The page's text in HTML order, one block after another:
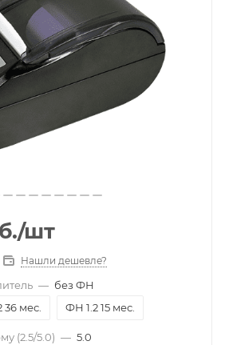
/шт
Нашли дешевле?
— без ФН
36 мес. ФН 1.2 15 мес.
(2.5/5.0) — 5.0